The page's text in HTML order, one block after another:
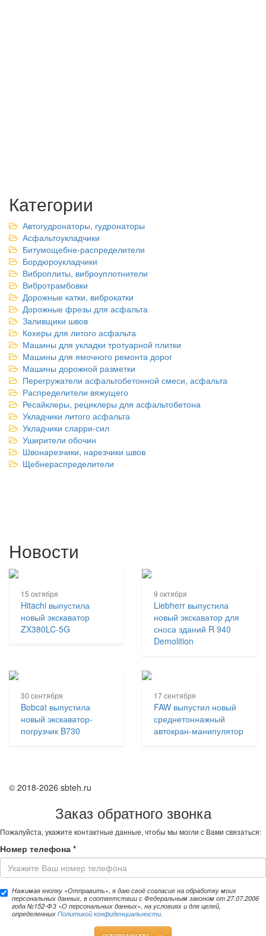
Категории
Автогудронаторы, гудронаторы
Асфальтоукладчики
Битумощебне-распределители
Бордюроукладчики
Виброплиты, виброуплотнители
Вибротрамбовки
Дорожные катки, виброкатки
Дорожные фрезы для асфальта
Заливщики швов
Кохеры для литого асфальта
Машины для укладки тротуарной плитки
Машины для ямочного ремонта дорог
Машины дорожной разметки
Перегружатели асфальтобетонной смеси, асфальта
Распределители вяжущего
Ресайклеры, рециклеры для асфальтобетона
Укладчики литого асфальта
Укладчики сларри-сил
Уширители обочин
Швонарезчики, нарезчики швов
Щебнераспределители
Новости
15 октября
Hitachi выпустила
новый экскаватор
ZX380LC-5G
9 октября
Liebherr выпустила
новый экскаватор для
сноса зданий R 940
Demolition
30 сентября
Bobcat выпустила
новый экскаватор-
погрузчик B730
17 сентября
FAW выпустил новый
среднетоннажный
автокран-манипулятор
© 2018-2026 sbteh.ru
Заказ обратного звонка
Пожалуйста, укажите контактные данные, чтобы мы могли с Вами связаться:
Номер телефона *
Нажимая кнопку «Отправить», я даю своё согласие на обработку моих
персональных данных, в соответствии с Федеральным законом от 27.07.2006
года №152-ФЗ «О персональных данных», на условиях и для целей,
определенных Политикой конфиденциальности